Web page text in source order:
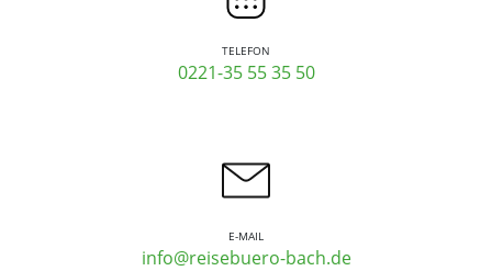
TELEFON
0221-35 55 35 50
E-MAIL
info@reisebuero-bach.de